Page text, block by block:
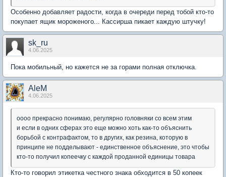
Особенно добавляет радости, когда в очереди перед тобой кто-то
покупает ящик мороженого... Кассирша пикает каждую штучку!
sk_ru
4.06.2025
Пока мобильный, но кажется не за горами полная отключка.
AleM
4.06.2025
оооо прекрасно понимаю, регулярно головняки со всем этим
и если в одних сферах это еще можно хоть как-то объяснить
борьбой с контрафактом, то в других, как резина, которую в
принципе не подделывают - единственное объяснение, это чтобы
кто-то получил копеечку с каждой проданной единицы товара
Кто-то говорил этикетка честного знака обходится в 50 копеек